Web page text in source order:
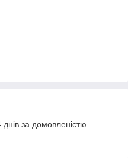
за домовленістю